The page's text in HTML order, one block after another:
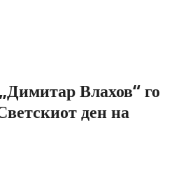
Влахов“ го
ден на